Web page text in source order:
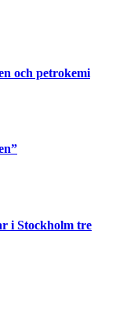
och petrokemi
i Stockholm tre